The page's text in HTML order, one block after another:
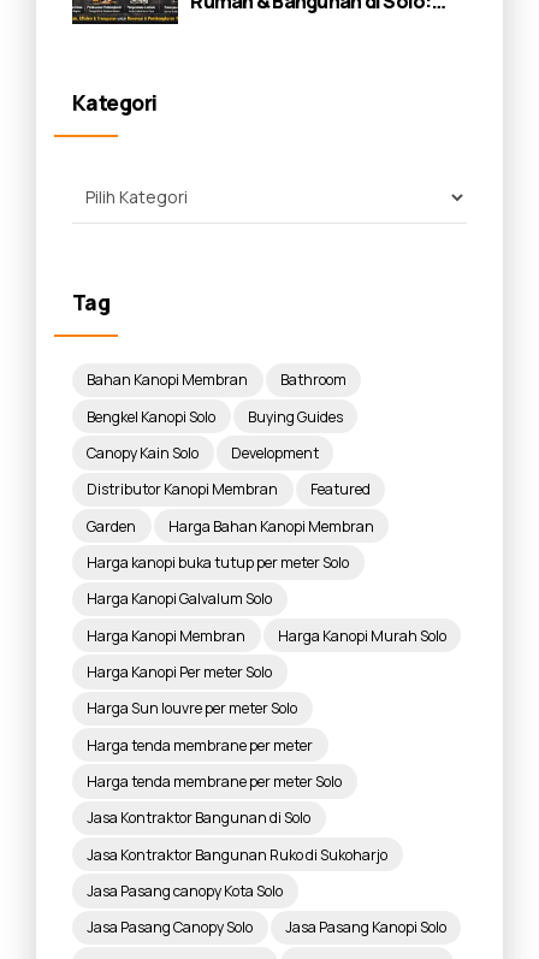
Kategori
Tag
Bahan Kanopi Membran
Bathroom
Bengkel Kanopi Solo
Buying Guides
Canopy Kain Solo
Development
Distributor Kanopi Membran
Featured
Garden
Harga Bahan Kanopi Membran
Harga kanopi buka tutup per meter Solo
Harga Kanopi Galvalum Solo
Harga Kanopi Membran
Harga Kanopi Murah Solo
Harga Kanopi Per meter Solo
Harga Sun louvre per meter Solo
Harga tenda membrane per meter
Harga tenda membrane per meter Solo
Jasa Kontraktor Bangunan di Solo
Jasa Kontraktor Bangunan Ruko di Sukoharjo
Jasa Pasang canopy Kota Solo
Jasa Pasang Canopy Solo
Jasa Pasang Kanopi Solo